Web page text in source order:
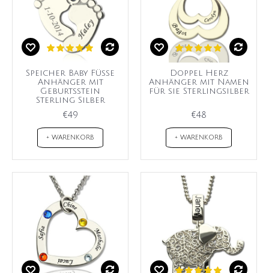
Speicher Baby Füße
Anhänger mit
Geburtsstein
Sterling Silber
€49
+ WARENKORB
Doppel Herz
Anhänger mit Namen
für sie Sterlingsilber
€48
+ WARENKORB